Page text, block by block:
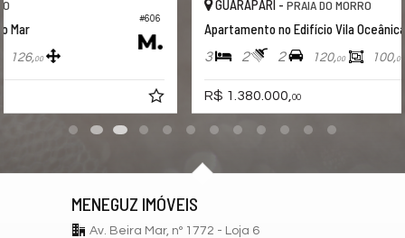
PRAIA DO MORRO
Apartamento no Edifício Vila Oceânica
3 100, 00
MENEGUZ IMÓVEIS
Av. Beira Mar, nº 1772 - Loja 6